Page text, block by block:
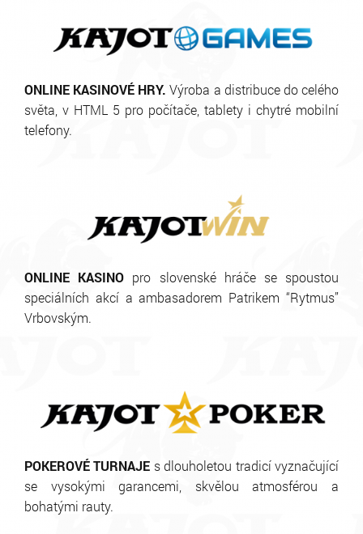
ONLINE KASINOVÉ HRY.Výroba a distribuce do celého
světa, v HTML 5 pro počítače, tablety i chytré mobilní
telefony.
ONLINE KASINO pro slovenské hráče se spoustou
speciálních akcí a ambasadorem Patrikem “Rytmus”
Vrbovským.
POKEROVÉ TURNAJE s dlouholetou tradicí vyznačující
se vysokými garancemi, skvělou atmosférou a
bohatými rauty.